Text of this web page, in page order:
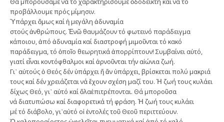
προβάλλουμε πρός μίμησιν.
Ὑπάρχει ὅμως καί ἡ μεγάλη ἀδυναμία
στούς ἀνθρώπους. Ἐνῶ θαυμάζουν τό φωτεινό παράδειγμα
κάποιου, ἀπό ἀδυναμία καί διαστροφή μιμοῦνται τό κακό
παράδειγμα, τό ὁποῖο θεωρητικά ἀπορρίπτουν! Συμβαίνει αὐτό,
γιατί εἶναι κοντόφθαλμοι καί ἀρνοῦνται τήν αἰώνια ζωή.
Γι᾿ αὐτούς ὁ Θεός δέν ὑπάρχει ἤ ἄν ὑπάρχει, βρίσκεται πολύ μακριά
τους καί δέν χρειάζεται νά ἔχουν σχέση μαζί του. Ἡ ζωή τους κυλάει
δίχως Θεό, γι᾿ αὐτό καί ὅλαἐπιτρέπονται. Θά μποροῦσα
νά διατυπώσω καί διαφορετικά τή φράση. Ἡ ζωή τους κυλάει
μέ τό διάβολο, γι᾿αὐτό οἱ ἐντολές τοῦ Θεοῦ περιττεύουν.